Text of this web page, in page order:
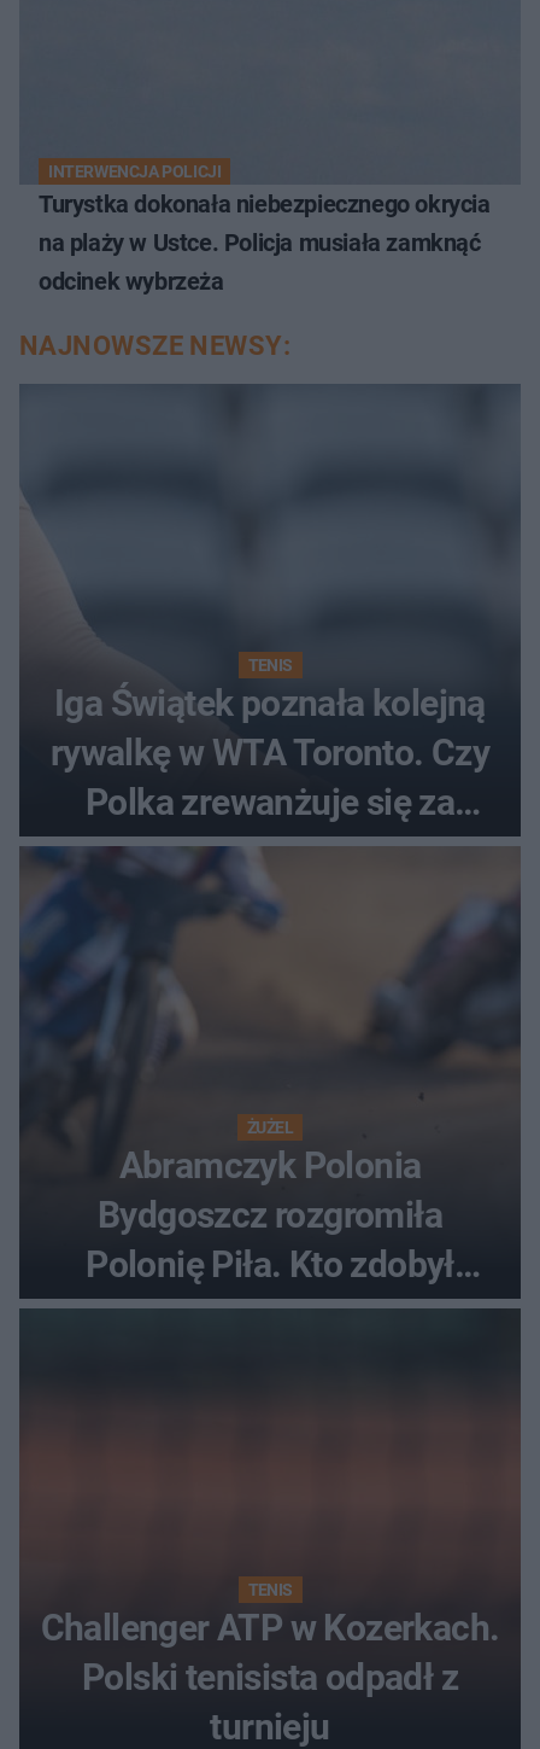
INTERWENCJA POLICJI
Turystka dokonała niebezpiecznego okrycia
na plaży w Ustce. Policja musiała zamknąć
odcinek wybrzeża
NAJNOWSZE NEWSY:
TENIS
Iga Świątek poznała kolejną
rywalkę w WTA Toronto. Czy
Polka zrewanżuje się za
ostatnią porażkę?
ŻUŻEL
Abramczyk Polonia
Bydgoszcz rozgromiła
Polonię Piła. Kto zdobył
najwięcej punktów?
TENIS
Challenger ATP w Kozerkach.
Polski tenisista odpadł z
turnieju